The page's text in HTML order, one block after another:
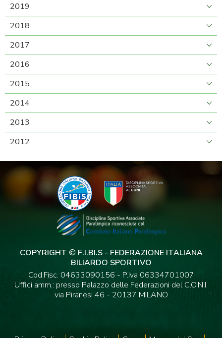
2019
2018
2017
2016
2015
2014
2013
2012
COPYRIGHT © F.I.BI.S - FEDERAZIONE ITALIANA
BILIARDO SPORTIVO
Cod.Fisc. 04633090156 - P.Iva 06334701007
Uffici amm.: presso Palazzo delle Federazioni del C.O.N.I.
via Piranesi 46 - 20137 MILANO